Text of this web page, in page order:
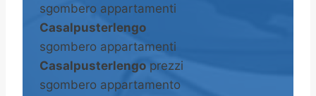
sgombero appartamenti
Casalpusterlengo
sgombero appartamenti
Casalpusterlengo prezzi
sgombero appartamento